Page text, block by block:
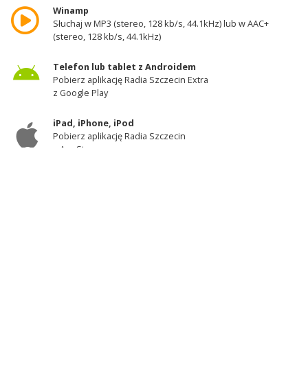
Winamp
Słuchaj w MP3 (stereo, 128 kb/s, 44.1kHz) lub w AAC+
(stereo, 128 kb/s, 44.1kHz)
Telefon lub tablet z Androidem
Pobierz aplikację Radia Szczecin Extra
z Google Play
iPad, iPhone, iPod
Pobierz aplikację Radia Szczecin
z AppStore